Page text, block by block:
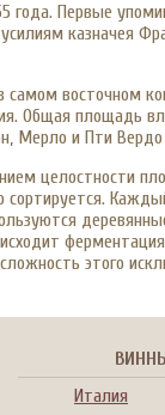
года. Первые
казначея
самом восточном
Общая площадь
Мерло и Пти
целостности
этого
Италия